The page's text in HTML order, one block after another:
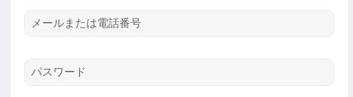
メールまたは電話番号
パスワード